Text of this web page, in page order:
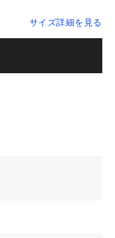
サイズ詳細を見る